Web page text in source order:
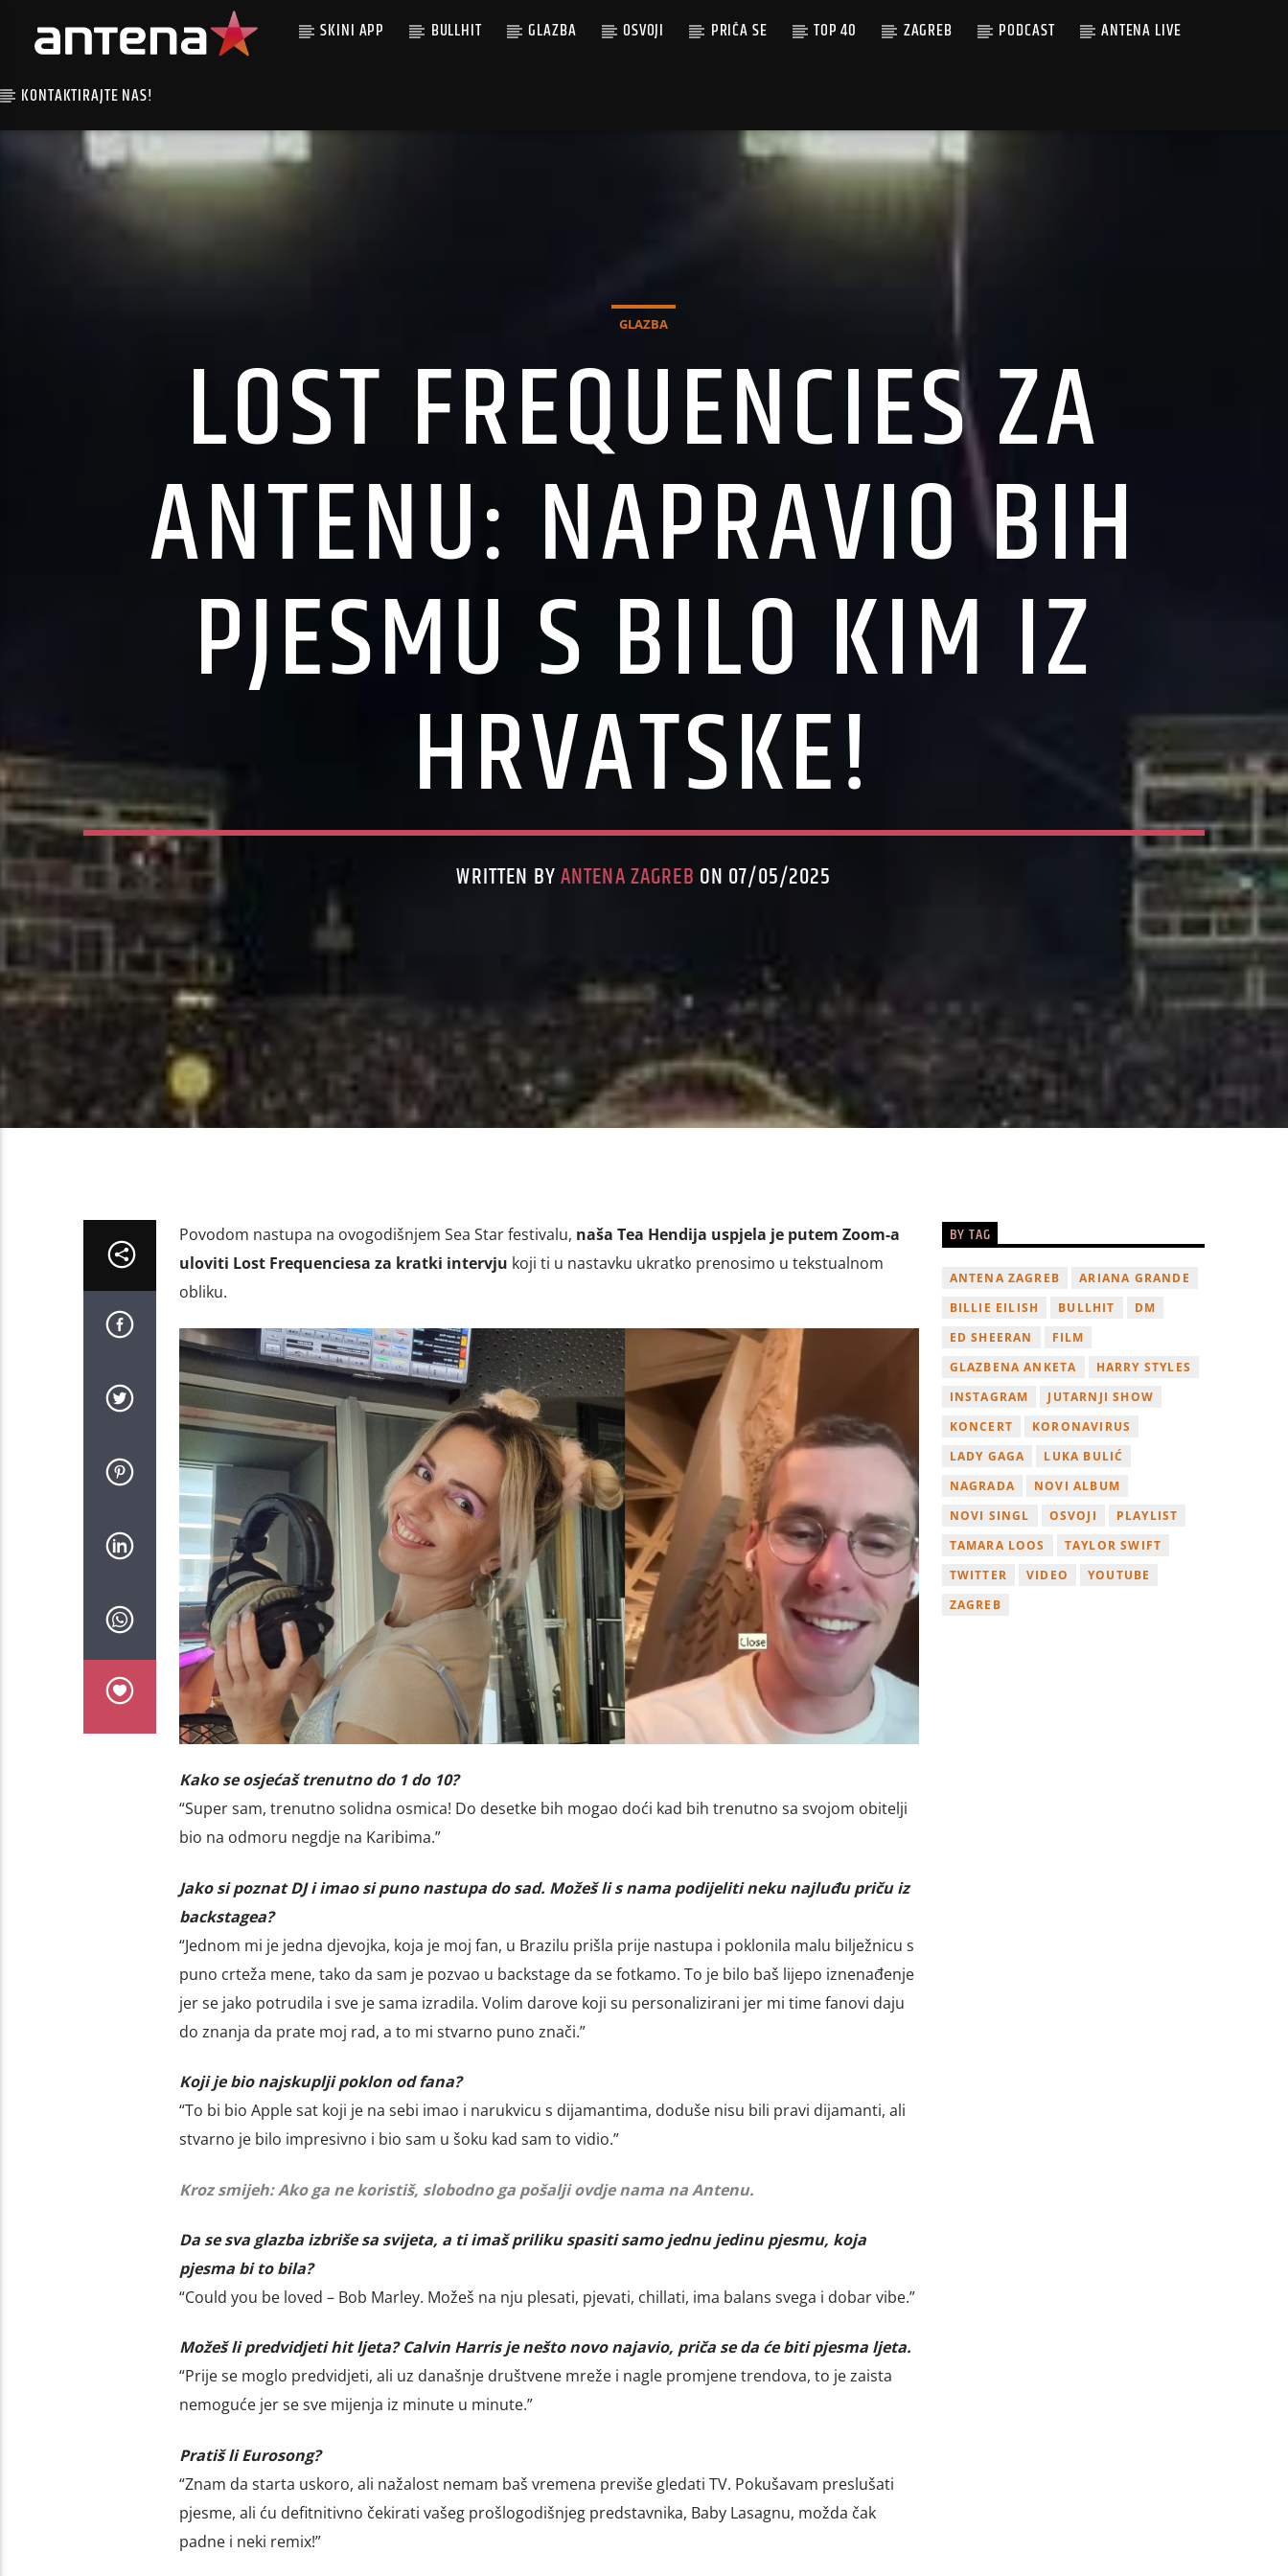
SKINI APP BULLHIT GLAZBA OSVOJI PRIČA SE TOP 40 ZAGREB PODCAST ANTENA LIVE
KONTAKTIRAJTE NAS!
GLAZBA
LOST FREQUENCIES ZA
ANTENU: NAPRAVIO BIH
PJESMU S BILO KIM IZ
HRVATSKE!
WRITTEN BYANTENA ZAGREB ON 07/05/2025
Povodom nastupa na ovogodišnjem Sea Star festivalu, naša Tea Hendija uspjela je putem Zoom-a
uloviti Lost Frequenciesa za kratki intervju koji ti u nastavku ukratko prenosimo u tekstualnom
obliku.
Kako se osjećaš trenutno do 1 do 10?
“Super sam, trenutno solidna osmica! Do desetke bih mogao doći kad bih trenutno sa svojom obitelji
bio na odmoru negdje na Karibima.”
Jako si poznat DJ i imao si puno nastupa do sad. Možeš li s nama podijeliti neku najluđu priču iz
backstagea?
“Jednom mi je jedna djevojka, koja je moj fan, u Brazilu prišla prije nastupa i poklonila malu bilježnicu s
puno crteža mene, tako da sam je pozvao u backstage da se fotkamo. To je bilo baš lijepo iznenađenje
jer se jako potrudila i sve je sama izradila. Volim darove koji su personalizirani jer mi time fanovi daju
do znanja da prate moj rad, a to mi stvarno puno znači.”
Koji je bio najskuplji poklon od fana?
“To bi bio Apple sat koji je na sebi imao i narukvicu s dijamantima, doduše nisu bili pravi dijamanti, ali
stvarno je bilo impresivno i bio sam u šoku kad sam to vidio.”
Kroz smijeh: Ako ga ne koristiš, slobodno ga pošalji ovdje nama na Antenu.
Da se sva glazba izbriše sa svijeta, a ti imaš priliku spasiti samo jednu jedinu pjesmu, koja
pjesma bi to bila?
“Could you be loved – Bob Marley. Možeš na nju plesati, pjevati, chillati, ima balans svega i dobar vibe.”
Možeš li predvidjeti hit ljeta? Calvin Harris je nešto novo najavio, priča se da će biti pjesma ljeta.
“Prije se moglo predvidjeti, ali uz današnje društvene mreže i nagle promjene trendova, to je zaista
nemoguće jer se sve mijenja iz minute u minute.”
Pratiš li Eurosong?
“Znam da starta uskoro, ali nažalost nemam baš vremena previše gledati TV. Pokušavam preslušati
pjesme, ali ću defitnitivno čekirati vašeg prošlogodišnjeg predstavnika, Baby Lasagnu, možda čak
padne i neki remix!”
BY TAG
ANTENA ZAGREB
ARIANA GRANDE
BILLIE EILISH
BULLHIT
DM
ED SHEERAN
FILM
GLAZBENA ANKETA
HARRY STYLES
INSTAGRAM
JUTARNJI SHOW
KONCERT
KORONAVIRUS
LADY GAGA
LUKA BULIĆ
NAGRADA
NOVI ALBUM
NOVI SINGL
OSVOJI
PLAYLIST
TAMARA LOOS
TAYLOR SWIFT
TWITTER
VIDEO
YOUTUBE
ZAGREB